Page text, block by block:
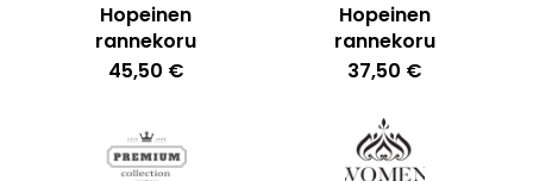
Hopeinen
rannekoru
45,50 €
Hopeinen
rannekoru
37,50 €